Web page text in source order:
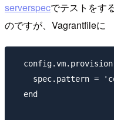
serverspecでテストをす
のですが、Vagrantfileに
spec.pattern =
  end